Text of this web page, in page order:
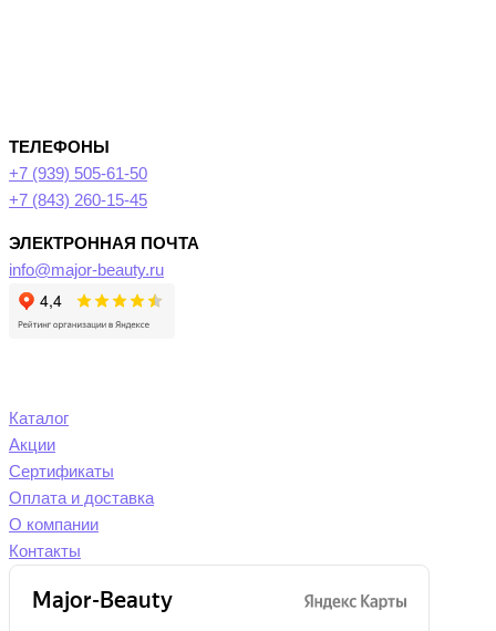
ТЕЛЕФОНЫ
+7 (939) 505-61-50
+7 (843) 260-15-45
ЭЛЕКТРОННАЯ ПОЧТА
info@major-beauty.ru
Каталог
Акции
Сертификаты
Оплата и доставка
О компании
Контакты